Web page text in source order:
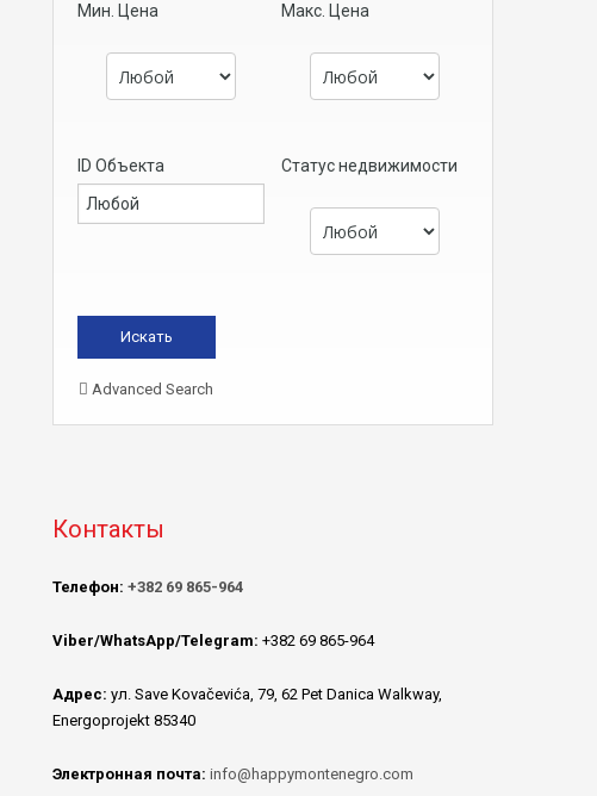
Мин. Цена Макс. Цена
ID Объекта Статус недвижимости
Advanced Search
Контакты
Телефон: +382 69 865-964
Viber/WhatsApp/Telegram: +382 69 865-964
Адрес: ул. Save Kovačevića, 79, 62 Pet Danica Walkway,
Energoprojekt 85340
Электронная почта: info@happymontenegro.com